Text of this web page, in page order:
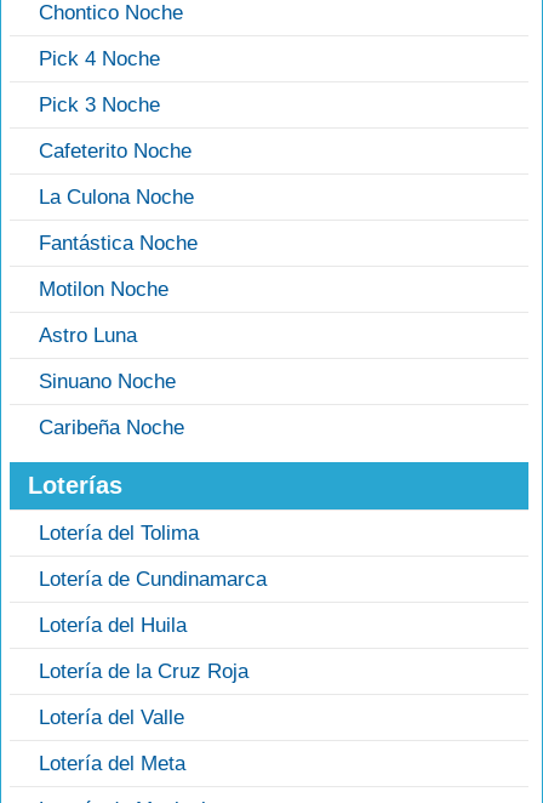
Chontico Noche
Pick 4 Noche
Pick 3 Noche
Cafeterito Noche
La Culona Noche
Fantástica Noche
Motilon Noche
Astro Luna
Sinuano Noche
Caribeña Noche
Loterías
Lotería del Tolima
Lotería de Cundinamarca
Lotería del Huila
Lotería de la Cruz Roja
Lotería del Valle
Lotería del Meta